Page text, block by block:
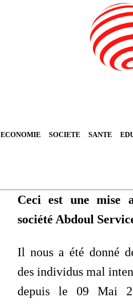
ECONOMIE SOCIETE SANTE
Ceci est une mise
société Abdoul
Il nous a été donné
des individus mal
depuis le 09 Mai